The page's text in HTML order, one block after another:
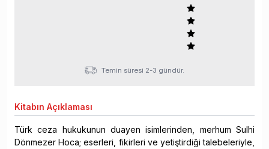
Temin süresi 2-3 gündür.
Kitabın Açıklaması
Türk ceza hukukunun duayen isimlerinden, merhum Sulhi
Dönmezer Hoca; eserleri, fikirleri ve yetiştirdiği talebeleriyle,